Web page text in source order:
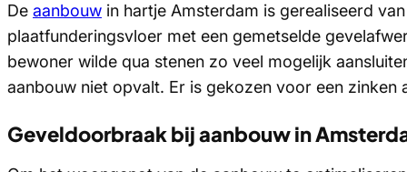
De aanbouw in hartje Amsterdam is gerealiseerd van
plaatfunderingsvloer met een gemetselde
bewoner wilde qua stenen zo veel mogelijk
aanbouw niet opvalt. Er is gekozen voor een
Geveldoorbraak bij aanbouw in